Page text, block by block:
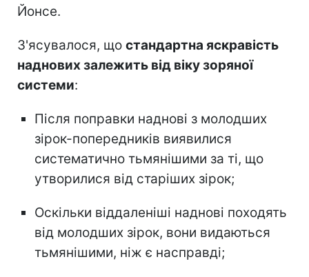
Йонсе.
З'ясувалося, що стандартна яскравість
наднових залежить від віку зоряної
системи:
Після поправки наднові з молодших
зірок-попередників виявилися
систематично тьмянішими за ті, що
утворилися від старіших зірок;
Оскільки віддаленіші наднові походять
від молодших зірок, вони видаються
тьмянішими, ніж є насправді;